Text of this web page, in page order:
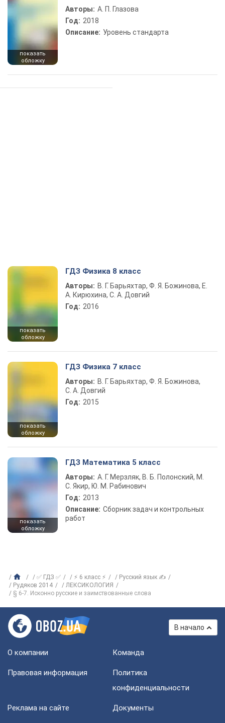
показать
обложку
Авторы: А. П. Глазова
Год: 2018
Описание: Уровень стандарта
показать
обложку
ГДЗ Физика 8 класс
Авторы: В. Г. Барьяхтар, Ф. Я. Божинова, Е.
А. Кирюхина, С. А. Довгий
Год: 2016
показать
обложку
ГДЗ Физика 7 класс
Авторы: В. Г. Барьяхтар, Ф. Я. Божинова,
С. А. Довгий
Год: 2015
показать
обложку
ГДЗ Математика 5 класс
Авторы: А. Г. Мерзляк, В. Б. Полонский, М.
С. Якир, Ю. М. Рабинович
Год: 2013
Описание: Сборник задач и контрольных
работ
✅ ГДЗ ✅ ⚡ 6 класс ⚡
Русский язык ✍
Рудяков 2014
ЛЕКСИКОЛОГИЯ
§ 6-7. Исконно русские и заимствованные слова
В начало
О компании Команда
Правовая информация
Политика
конфиденциальности
Реклама на сайте Документы